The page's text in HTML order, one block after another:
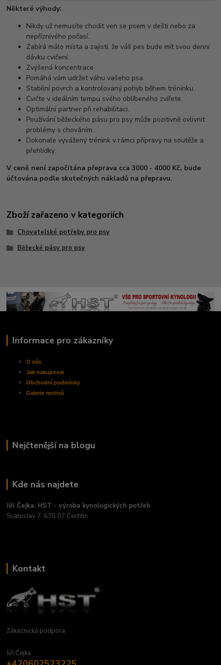
Některé výhody:
Nikdy už nemusíte chodit ven se psem v dešti nebo za
nepříznivého počasí..
Zabírá málo místa a zajistí, že váš pes bude mít svou denní
dávku cvičení.
Zvýšená koncentrace.
Pomáhá vám udržet váhu vašeho psa.
Stabilní povrch a kontrolovaný pohyb během tréninku.
Cvičte v ideálním tempu svého oblíbeného zvířete.
Optimální partner při rehabilitaci.
Používání běžeckého pásu pro psy může pozitivně ovlivnit
problémy s chováním.
Dokonale vyvážený trénink v rámci přípravy na soutěže a
přehlídky.
V ceně není započítána přeprava cca 3000 - 4000 Kč, bude
účtována podle skutečných nákladů na přepravu.
Zboží zařazeno v kategoriích
Chovatelské potřeby pro psy
Běžecké pásy pro psy
Informace pro zákazníky
O nás
Jak nakupovat
Obchodnípodmínky
Galerie motivů
Nejčtenější na blogu
Kde nás najdete
Jiří Čejka, HST - výroba kynologických potřeb
Svatoslav 7, 675 07 Čechtín
Kontakt
Zákaznická podpora
Jiří Čejka